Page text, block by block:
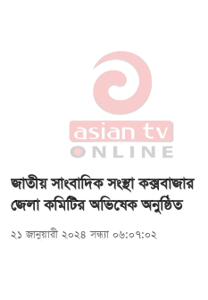
জাতীয় সাংবাদিক সংস্থা কক্সবাজার
জেলা কমিটির অভিষেক অনুষ্ঠিত
২১ জানুয়ারী ২০২৪ সন্ধ্যা ০৬:০৭:০২